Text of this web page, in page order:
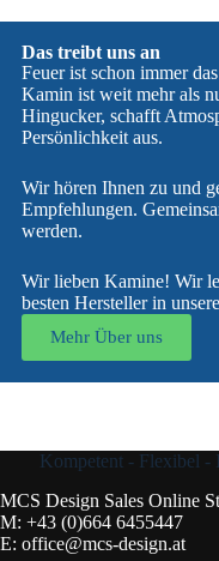
Das treibt uns an
Feuer ist schon immer
Kamin ist weit mehr als
Hingucker, schafft
Persönlichkeit aus.
Wir hören Ihnen zu und
Empfehlungen.
werden.
Wir lieben Kamine! Wir
besten Hersteller in
Mehr Über uns
Kompetent - Flexibel
MCS Design Sales Online
M: +43 (0)664 6455447
E: office@mcs-design.at